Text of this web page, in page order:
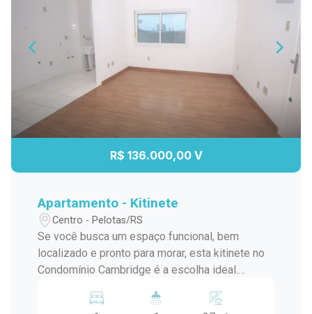
R$ 136.000,00 V
Apartamento - Kitinete
Centro - Pelotas/RS
Se você busca um espaço funcional, bem
localizado e pronto para morar, esta kitinete no
Condomínio Cambridge é a escolha ideal.
Universidade Federal de Pelotas, oferece